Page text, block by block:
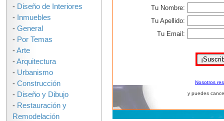
Tu Nombre:
Tu Apellido:
Tu Email:
Nosotros
y puedes
- Diseño de Interiores
- Inmuebles
- General
- Por Temas
-Arte
-Arquitectura
- Urbanismo
- Construcción
- Diseño y Dibujo
- Restauración y
Remodelación